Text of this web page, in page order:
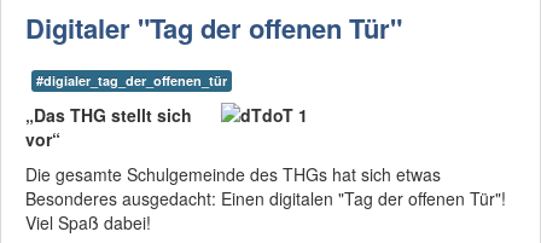
Digitaler "Tag der offenen Tür"
#digialer_tag_der_offenen_tür
„Das THG stellt sich
vor“
Die gesamte Schulgemeinde des THGs hat sich etwas
Besonderes ausgedacht: Einen digitalen "Tag der offenen Tür"!
Viel Spaß dabei!